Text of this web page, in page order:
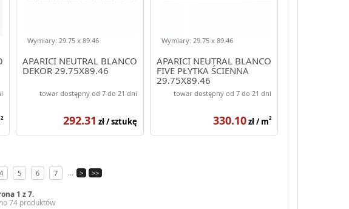
2
APARICI NEUTRAL BLANCO
DEKOR 29.75X89.46
Wymiary: 29.75 x 89.46
towar dostępny od 7 do 21 dni
292.31 zł / sztukę
APARICI NEUTRAL BLANCO
FIVE PŁYTKA ŚCIENNA
29.75X89.46
Wymiary: 29.75 x 89.46
towar dostępny od 7 do 21 dni
330.10zł / m2
4 5 6 7 ... > >>
1 z 7.
74 produktów